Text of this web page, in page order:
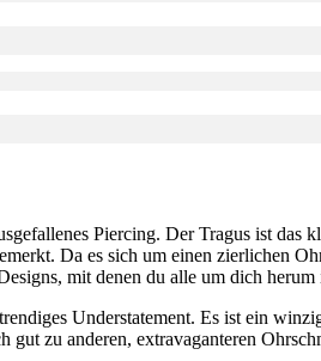
Piercing. Der Tragus ist
Da es sich um einen zierlichen
mit denen du alle um dich herum
Understatement. Es ist ein
gut zu anderen, extravaganteren